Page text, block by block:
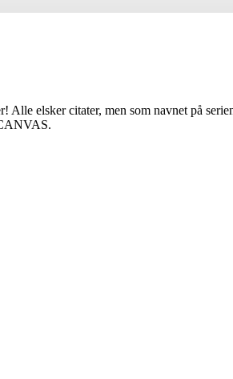
elsker citater, men som navnet på